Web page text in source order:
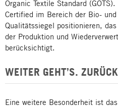
Organic Textile Standard
Certified im Bereich der Bio- und
Qualitätssiegel positionieren,
der Produktion und
berücksichtigt.
WEITER GEHT’S.
Eine weitere Besonderheit ist